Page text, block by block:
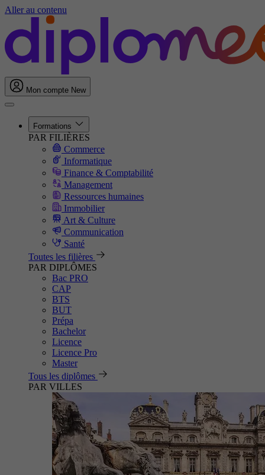
Aller au contenu
Mon compte New
Formations
PAR FILIÈRES
Commerce
Informatique
Finance & Comptabilité
Management
Ressources humaines
Immobilier
Art & Culture
Communication
Santé
Toutes les filières
PAR DIPLÔMES
Bac PRO
CAP
BTS
BUT
Prépa
Bachelor
Licence
Licence Pro
Master
Tous les diplômes
PAR VILLES